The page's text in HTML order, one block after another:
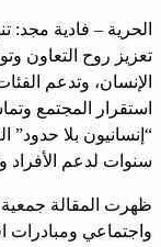
‏‏الحرية – فادية
تعزيز روح التعاون
الإنسان، وتدعم
استقرار المجتمع
“إنسانيون بلا
سنوات لدعم الأفراد
ظهرت المقالة ‏جمعية
واجتماعي ومبادرات